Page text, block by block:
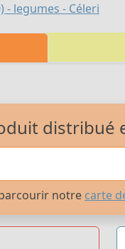
- legumes - Céleri
distribué
notre carte